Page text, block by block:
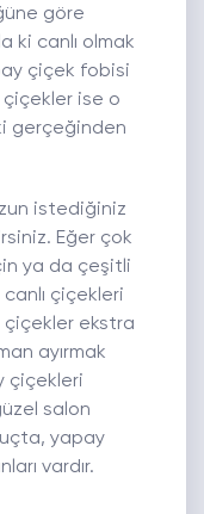
göre
ki canlı olmak
çiçek fobisi
çiçekler ise o
gerçeğinden
istediğiniz
Eğer çok
ya da çeşitli
canlı çiçekleri
çiçekler ekstra
ayırmak
çiçekleri
salon
yapay
vardır.